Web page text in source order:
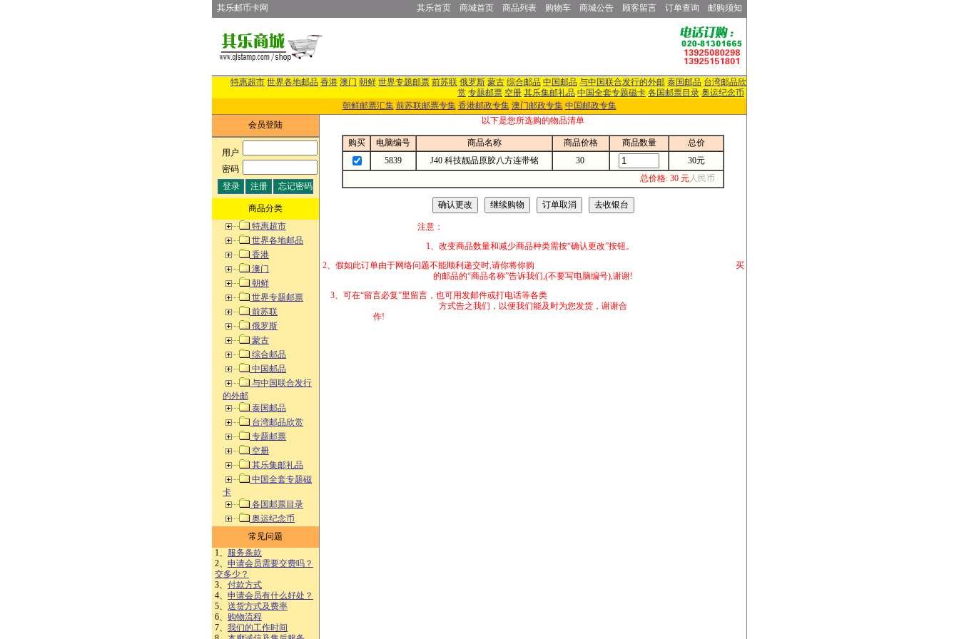
其乐邮币卡网 其乐首页 商城首页 商品列表 购物车 商城公告 顾客留言 订单查询 邮购须知
特惠超市 世界各地邮品 香港 澳门 朝鲜 世界专题邮票 前苏联 俄罗斯 蒙古 综合邮品 中国邮品 与中国联合发行的外邮 泰国邮品 台湾邮品欣
赏 专题邮票 空册 其乐集邮礼品 中国全套专题磁卡 各国邮票目录 奥运纪念币
朝鲜邮票汇集 前苏联邮票专集 香港邮政专集 澳门邮政专集 中国邮政专集
会员登陆
用户:
密码:
商品分类
特惠超市
世界各地邮品
香港
澳门
朝鲜
世界专题邮票
前苏联
俄罗斯
蒙古
综合邮品
中国邮品
与中国联合发行
的外邮
泰国邮品
台湾邮品欣赏
专题邮票
空册
其乐集邮礼品
中国全套专题磁
卡
各国邮票目录
奥运纪念币
常见问题
1、 服务条款
2、 申请会员需要交费吗？
交多少？
3、 付款方式
4、 申请会员有什么好处？
5、 送货方式及费率
6、 购物流程
7、 我们的工作时间
以下是您所选购的物品清单
购买 电脑编号 商品名称 商品价格 商品数量
总价
5839
J40 科技靓品原胶八方连带铭 30
30元
总价格: 30 元人民币
注意：
1、改变商品数量和减少商品种类需按“确认更改”按钮。
2、假如此订单由于网络问题不能顺利递交时,请你将你购 买
的邮品的“商品名称”告诉我们,(不要写电脑编号),谢谢!
3、可在“留言必复”里留言，也可用发邮件或打电话等各类
方式告之我们，以便我们能及时为您发货，谢谢合
作!